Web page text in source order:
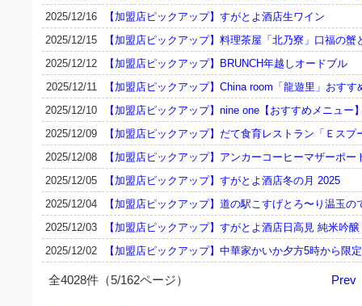
2025/12/16
【加盟店ピックアップ】すがとよ酒店生ワイン
2025/12/15
【加盟店ピックアップ】料理茶屋「北乃寮」口福の蟹
2025/12/12
【加盟店ピックアップ】BRUNCH年越しオードブル
2025/12/11
【加盟店ピックアップ】China room「龍遊里」おすす
2025/12/10
【加盟店ピックアップ】nine one【おすすめメニュー
2025/12/09
【加盟店ピックアップ】だて食育レストラン「Ｅスプ
2025/12/08
【加盟店ピックアップ】アンカーコーヒーマザーポー
2025/12/05
【加盟店ピックアップ】すがとよ酒店冬の月 2025
2025/12/04
【加盟店ピックアップ】道の駅こすげとろ〜り温玉
2025/12/03
【加盟店ピックアップ】すがとよ酒店日高見 純米吟
2025/12/02
【加盟店ピックアップ】中華家かいか夕方5時から限定
全4028件（5/162ページ） Prev